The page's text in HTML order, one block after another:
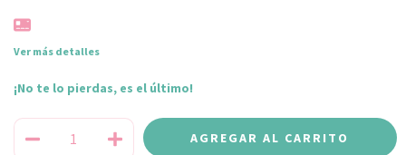
Ver más detalles
¡No te lo pierdas, es el último!